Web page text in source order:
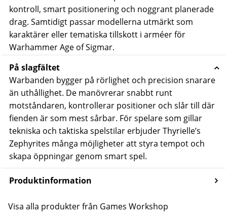
kontroll, smart positionering och noggrant planerade
drag. Samtidigt passar modellerna utmärkt som
karaktärer eller tematiska tillskott i arméer för
Warhammer Age of Sigmar.
På slagfältet
Warbanden bygger på rörlighet och precision snarare
än uthållighet. De manövrerar snabbt runt
motståndaren, kontrollerar positioner och slår till där
fienden är som mest sårbar. För spelare som gillar
tekniska och taktiska spelstilar erbjuder Thyrielle’s
Zephyrites många möjligheter att styra tempot och
skapa öppningar genom smart spel.
Produktinformation
Visa alla produkter från Games Workshop